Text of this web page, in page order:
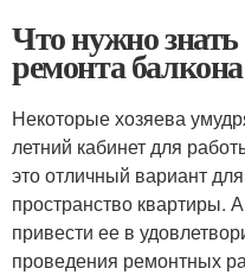
Что нужно
ремонта балкона
Некоторые хозяева
летний кабинет для
это отличный вариант
пространство квартиры.
привести ее в
проведения ремонтных